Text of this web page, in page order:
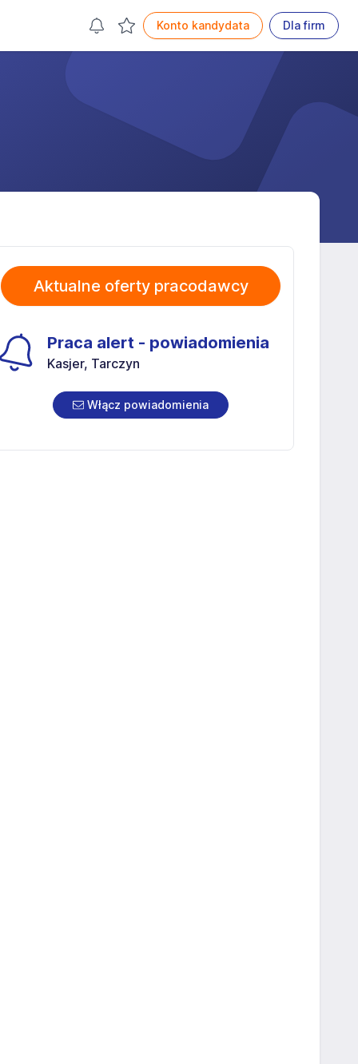
Konto kandydata Dla firm
Aktualne oferty pracodawcy
Praca alert - powiadomienia
Kasjer, Tarczyn
Włącz powiadomienia